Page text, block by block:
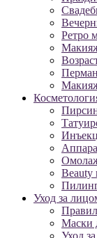
Ретро
Beauty
Уход за
Маски